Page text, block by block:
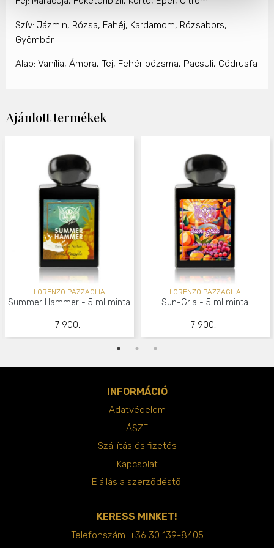
Szív: Jázmin, Rózsa, Fahéj, Kardamom, Rózsabors,
Gyömbér
Alap: Vanília, Ámbra, Tej, Fehér pézsma, Pacsuli, Cédrusfa
Ajánlott termékek
7 900,-
LORENZO PAZZAGLIA
Summer Hammer - 5 ml minta
7 900,-
LORENZO PAZZAGLIA
Sun-Gria - 5 ml minta
INFORMÁCIÓ
Adatvédelem
ÁSZF
Szállítás és fizetés
Kapcsolat
Elállás a szerződéstől
KERESS MINKET!
Telefonszám: +36 30 139-8405